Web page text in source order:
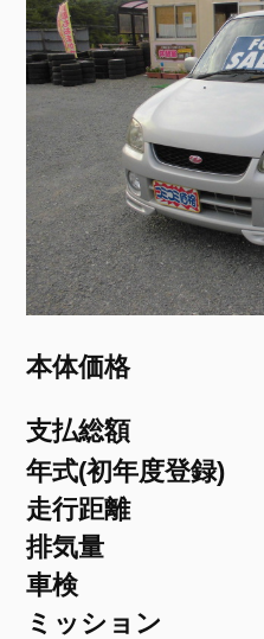
本体価格
支払総額
年式(初年度登録)
走行距離
排気量
車検
ミッション